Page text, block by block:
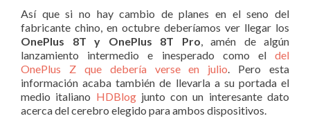
Así que si no hay cambio de planes en el seno del
fabricante chino, en octubre deberíamos ver llegar los
OnePlus 8T y OnePlus 8T Pro , amén de algún
lanzamiento intermedio e inesperado como el del
OnePlus Z que debería verse en julio . Pero esta
información acaba también de llevarla a su portada el
medio italiano HDBlogjunto con un interesante dato
acerca del cerebro elegido para ambos dispositivos.